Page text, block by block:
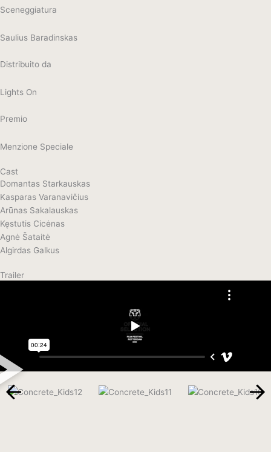
Sceneggiatura
Saulius Baradinskas
Distribuito da
Lights On
Premio
Menzione Speciale
Cast
Domantas Starkauskas
Kasparas Varanavičius
Arūnas Sakalauskas
Kęstutis Cicėnas
Agnė Šataitė
Algirdas Galkus
Trailer